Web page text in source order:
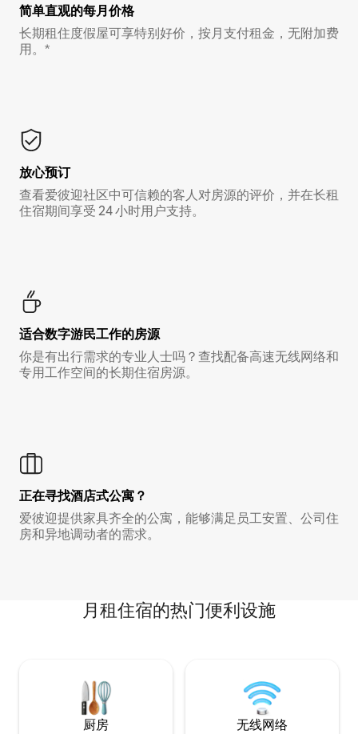
简单直观的每月价格
长期租住度假屋可享特别好价，按月支付租金，无附加费
用。*
放心预订
查看爱彼迎社区中可信赖的客人对房源的评价，并在长租
住宿期间享受 24 小时用户支持。
适合数字游民工作的房源
你是有出行需求的专业人士吗？查找配备高速无线网络和
专用工作空间的长期住宿房源。
正在寻找酒店式公寓？
爱彼迎提供家具齐全的公寓，能够满足员工安置、公司住
房和异地调动者的需求。
月租住宿的热门便利设施
厨房 无线网络